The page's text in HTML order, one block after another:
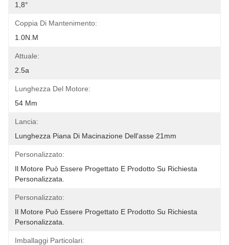
1,8°
Coppia Di Mantenimento:
1.0N.m
Attuale:
2.5a
Lunghezza Del Motore:
54 Mm
Lancia:
Lunghezza Piana Di Macinazione Dell'asse 21mm
Personalizzato:
Il Motore Può Essere Progettato E Prodotto Su Richiesta
Personalizzata.
Personalizzato:
Il Motore Può Essere Progettato E Prodotto Su Richiesta
Personalizzata.
Imballaggi Particolari: